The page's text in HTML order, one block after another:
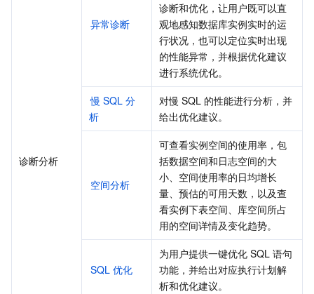
诊断分析
异常诊断
诊断和优化，让用户既可以直
观地感知数据库实例实时的运
行状况，也可以定位实时出现
的性能异常，并根据优化建议
进行系统优化。
慢 SQL 分
析
对慢 SQL 的性能进行分析，并
给出优化建议。
空间分析
可查看实例空间的使用率，包
括数据空间和日志空间的大
小、空间使用率的日均增长
量、预估的可用天数，以及查
看实例下表空间、库空间所占
用的空间详情及变化趋势。
SQL 优化
为用户提供一键优化 SQL 语句
功能，并给出对应执行计划解
析和优化建议。